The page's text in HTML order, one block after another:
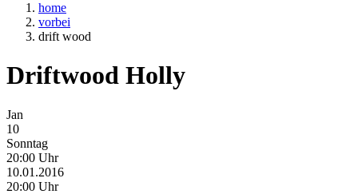
home
vorbei
drift wood
Driftwood Holly
Jan
10
Sonntag
20:00 Uhr
10.01.2016
20:00 Uhr